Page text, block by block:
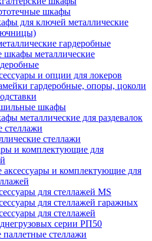
шкафы
для ключей металлические
гардеробные
шкафы металлические
и опции для локеров
гардеробные, опоры, цоколи
шкафы
металлические для раздевалок
стеллажи
стеллажи
и комплектующие для
аксессуары и комплектующие для
для стеллажей MS
для стеллажей гаражных
для стеллажей
серии РП50
паллетные стеллажи